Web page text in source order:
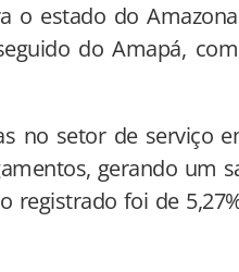
o estado do
do Amapá,
no setor de serviço
gerando um
registrado foi de